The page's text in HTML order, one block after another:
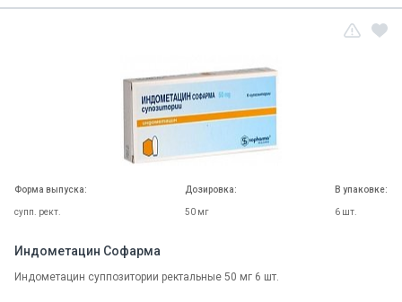
Форма выпуска:
супп. рект.
Дозировка:
50 мг
В упаковке:
6 шт.
Индометацин Софарма
Индометацин суппозитории ректальные 50 мг 6 шт.